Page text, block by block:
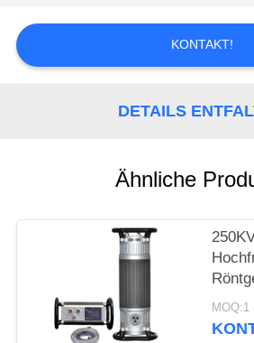
FORDERN
SIE EIN
POLICY
KONTAKT!
DETAILS
Ähnliche
MOQ:1